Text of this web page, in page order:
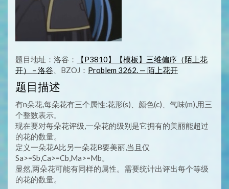
题目地址：洛谷：
【P3810】【模板】三维偏序（陌上花
开） – 洛谷 、BZOJ： Problem 3262. — 陌上花开
题目描述
有n朵花,每朵花有三个属性:花形(s)、颜色(c)、气味(m),用三
个整数表示。
现在要对每朵花评级,一朵花的级别是它拥有的美丽能超过
的花的数量。
定义一朵花A比另一朵花B要美丽,当且仅
Sa>=Sb,Ca>=Cb,Ma>=Mb。
显然,两朵花可能有同样的属性。需要统计出评出每个等级
的花的数量。